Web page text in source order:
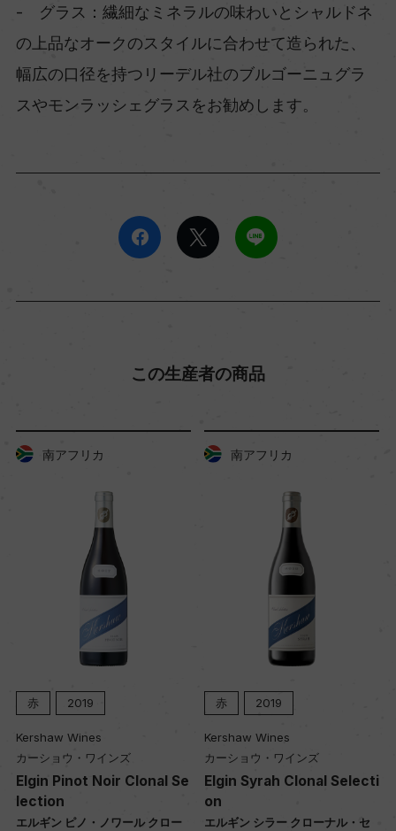
- グラス：繊細なミネラルの味わいとシャルドネ
の上品なオークのスタイルに合わせて造られた、
幅広の口径を持つリーデル社のブルゴーニュグラ
スやモンラッシェグラスをお勧めします。
この生産者の商品
南アフリカ
赤 2019
Kershaw Wines
カーショウ・ワインズ
Elgin Pinot Noir Clonal Se
lection
エルギン ピノ・ノワール クロー
南アフリカ
赤 2019
Kershaw Wines
カーショウ・ワインズ
Elgin Syrah Clonal Selecti
on
エルギン シラー クローナル・セ